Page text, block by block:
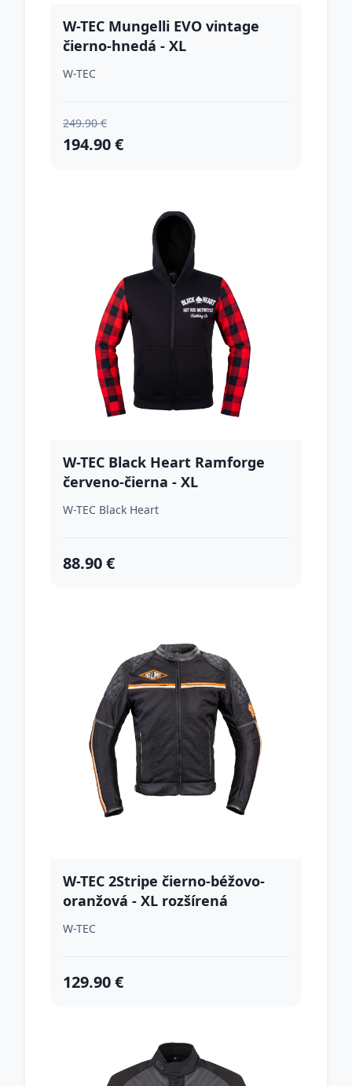
W-TEC Mungelli EVO vintage
čierno-hnedá - XL
W-TEC
249.90 €
194.90 €
W-TEC Black Heart Ramforge
červeno-čierna - XL
W-TEC Black Heart
88.90 €
W-TEC 2Stripe čierno-béžovo-
oranžová - XL rozšírená
W-TEC
129.90 €